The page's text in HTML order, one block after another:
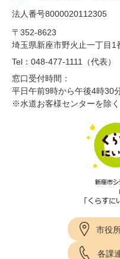
法人番号8000020112305
〒352-8623
埼玉県新座市野火止一丁目1
Tel：048-477-1111（代表）
窓口受付時間：
平日午前9時から午後4時30
※水道お客様センターを除く
市役
各課